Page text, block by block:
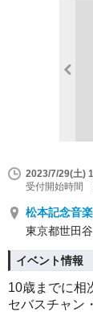
2023/7/29(土)
受付開始時間
松本記念音
東京都世田
イベント情報
10歳までに相
セバスチャン